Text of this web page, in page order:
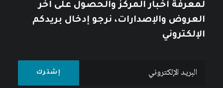
لمعرفة أخبار المركز والحصول على آخر
العروض والإصدارات، نرجو إدخال بريدكم
الإلكتروني